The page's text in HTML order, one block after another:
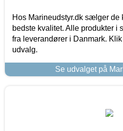
Hos Marineudstyr.dk sælger de
bedste kvalitet. Alle produkter i
fra leverandører i Danmark.
udvalg.
Se udvalget på